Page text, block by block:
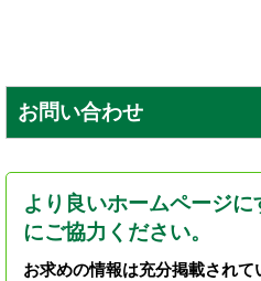
お問い合わせ
より良いホームページ
にご協力ください。
お求めの情報は充分掲載されて